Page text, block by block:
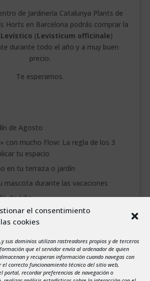
el consentimiento
cookies
sus dominios utilizan rastreadores propios y de terceros
que el servidor envía al ordenador de quien
y recuperan información cuando navegas con
correcto funcionamiento técnico del sitio web,
portal, recordar preferencias de navegación o
de Jardinería Catalunya Plants de
Horts en Barcelona podrás comprar la
Levístico (Levisticum officinale)
durante todo el año y a muy buen
precio.
Te esperamos.
de Agosto
con mucho Flow: La regla de los 3
tu espacio
en tu terraza o jardín
mascota durante las vacaciones
de Julio
agosto 2026
1
2
5 6 7 8
9
12 13 14 15 16